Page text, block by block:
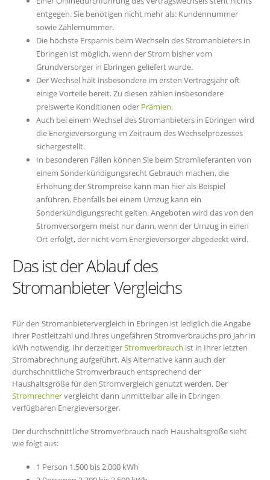
entgegen. Sie benötigen nicht mehr als: Kundennummer
sowie Zählernummer.
Die höchste Ersparnis beim Wechseln des Stromanbieters in
Ebringen ist möglich, wenn der Strom bisher vom
Grundversorger in Ebringen geliefert wurde.
Der Wechsel hält insbesondere im ersten Vertragsjahr oft
einige Vorteile bereit. Zu diesen zählen insbesondere
preiswerte Konditionen oder Prämien.
Auch bei einem Wechsel des Stromanbieters in Ebringen wird
die Energieversorgung im Zeitraum des Wechselprozesses
sichergestellt.
In besonderen Fällen können Sie beim Stromlieferanten von
einem Sonderkündigungsrecht Gebrauch machen, die
Erhöhung der Strompreise kann man hier als Beispiel
anführen. Ebenfalls bei einem Umzug kann ein
Sonderkündigungsrecht gelten. Angeboten wird das von den
Stromversorgern meist nur dann, wenn der Umzug in einen
Ort erfolgt, der nicht vom Energieversorger abgedeckt wird.
Das ist der Ablauf des
Stromanbieter Vergleichs
Für den Stromanbietervergleich in Ebringen ist lediglich die Angabe
Ihrer Postleitzahl und Ihres ungefähren Stromverbrauchs pro Jahr in
kWh notwendig. Ihr derzeitigerStromverbrauch ist in Ihrer letzten
Stromabrechnung aufgeführt. Als Alternative kann auch der
durchschnittliche Stromverbrauch entsprechend der
Haushaltsgröße für den Stromvergleich genutzt werden. Der
Stromrechnervergleicht dann unmittelbar alle in Ebringen
verfügbaren Energieversorger.
Der durchschnittliche Stromverbrauch nach Haushaltsgröße sieht
wie folgt aus:
1 Person 1.500 bis 2.000 kWh